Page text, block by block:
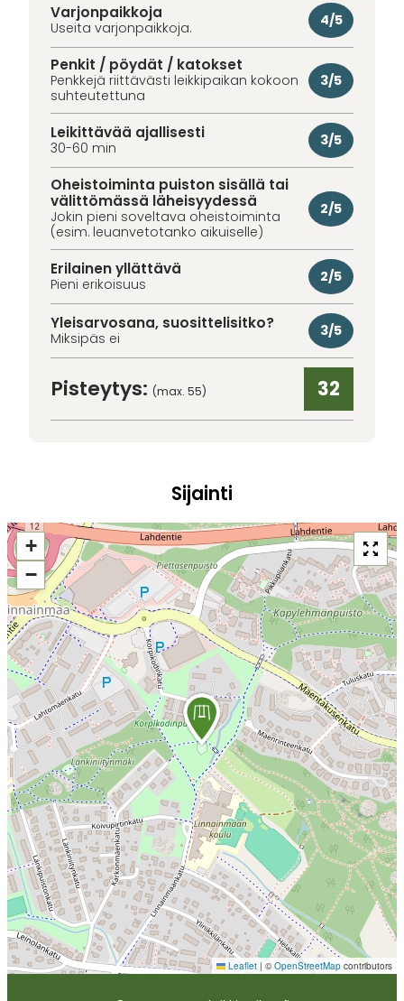
Varjonpaikkoja
Useita varjonpaikkoja. 4/5
Penkit / pöydät / katokset
Penkkejä riittävästi leikkipaikan kokoon
suhteutettuna
3/5
Leikittävää ajallisesti
30-60 min 3/5
Oheistoiminta puiston sisällä tai
välittömässä läheisyydessä
Jokin pieni soveltava oheistoiminta
(esim. leuanvetotanko aikuiselle)
2/5
Erilainen yllättävä
Pieni erikoisuus 2/5
Yleisarvosana, suosittelisitko?
Miksipäs ei 3/5
Pisteytys: (max. 55) 32
Sijainti
+
−
Leaflet | © OpenStreetMap contributors